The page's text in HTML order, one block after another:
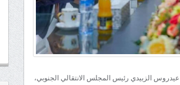
2024م: ترأس الرئيس القائد عيدروس الزبيدي رئيس المجلس الانتقالي الجنوبي،